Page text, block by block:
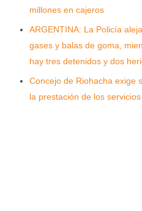
millones en cajeros
ARGENTINA: La Policía
gases y balas de goma,
hay tres detenidos y dos
Concejo de Riohacha exige
la prestación de los